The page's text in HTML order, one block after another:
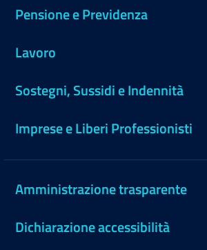
Pensione e Previdenza
Lavoro
Sostegni, Sussidi e Indennità
Imprese e Liberi Professionisti
Amministrazione trasparente
Dichiarazione accessibilità